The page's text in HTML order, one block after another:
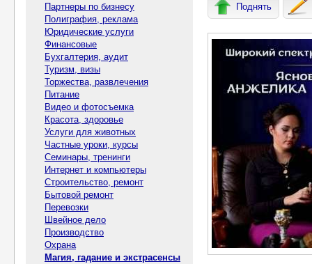
Партнеры по бизнесу
Полиграфия, реклама
Юридические услуги
Финансовые
Бухгалтерия, аудит
Туризм, визы
Торжества, развлечения
Питание
Видео и фотосъемка
Красота, здоровье
Услуги для животных
Частные уроки, курсы
Семинары, тренинги
Интернет и компьютеры
Строительство, ремонт
Бытовой ремонт
Перевозки
Швейное дело
Производство
Охрана
Магия, гадание и экстрасенсы
Поднять